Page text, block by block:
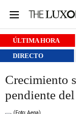
ÚLTIMA HORA
DIRECTO
Crecimiento
pendiente